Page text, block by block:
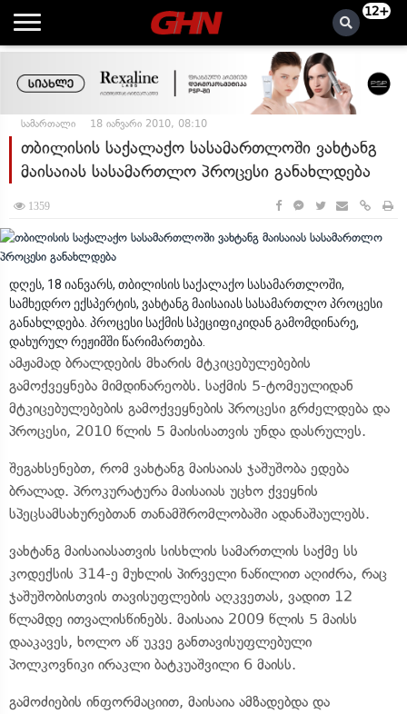
12+
სამართალი 18 იანვარი 2010, 08:10
თბილისის საქალაქო სასამართლოში ვახტანგ
მაისაიას სასამართლო პროცესი განახლდება
1359
დღეს, 18 იანვარს, თბილისის საქალაქო სასამართლოში,
სამხედრო ექსპერტის, ვახტანგ მაისაიას სასამართლო პროცესი
განახლდება. პროცესი საქმის სპეციფიკიდან გამომდინარე,
დახურულ რეჟიმში წარიმართება.
ამჟამად ბრალდების მხარის მტკიცებულებების
გამოქვეყნება მიმდინარეობს. საქმის 5-ტომეულიდან
მტკიცებულებების გამოქვეყნების პროცესი გრძელდება და
პროცესი, 2010 წლის 5 მაისისათვის უნდა დასრულეს.
შეგახსენებთ, რომ ვახტანგ მაისაიას ჯაშუშობა ედება
ბრალად. პროკურატურა მაისაიას უცხო ქვეყნის
სპეცსამსახურებთან თანამშრომლობაში ადანაშაულებს.
ვახტანგ მაისაიასათვის სისხლის სამართლის საქმე სს
კოდექსის 314-ე მუხლის პირველი ნაწილით აღიძრა, რაც
ჯაშუშობისთვის თავისუფლების აღკვეთას, ვადით 12
წლამდე ითვალისწინებს. მაისაია 2009 წლის 5 მაისს
დააკავეს, ხოლო აწ უკვე განთავისუფლებული
პოლკოვნიკი ირაკლი ბატკუაშვილი 6 მაისს.
გამოძიების ინფორმაციით, მაისაია ამზადებდა და